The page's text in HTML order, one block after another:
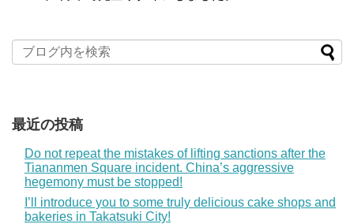
最近の投稿
Do not repeat the mistakes of lifting sanctions after the
Tiananmen Square incident. China’s aggressive
hegemony must be stopped!
I’ll introduce you to some truly delicious cake shops and
bakeries in Takatsuki City!